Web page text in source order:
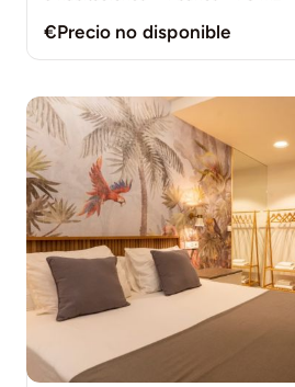
€Precio no disponible